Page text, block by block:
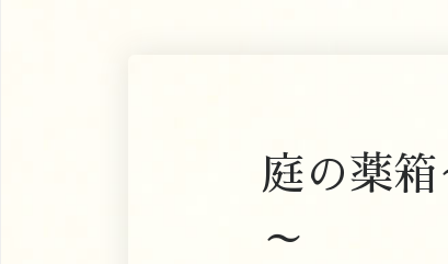
庭の薬
～